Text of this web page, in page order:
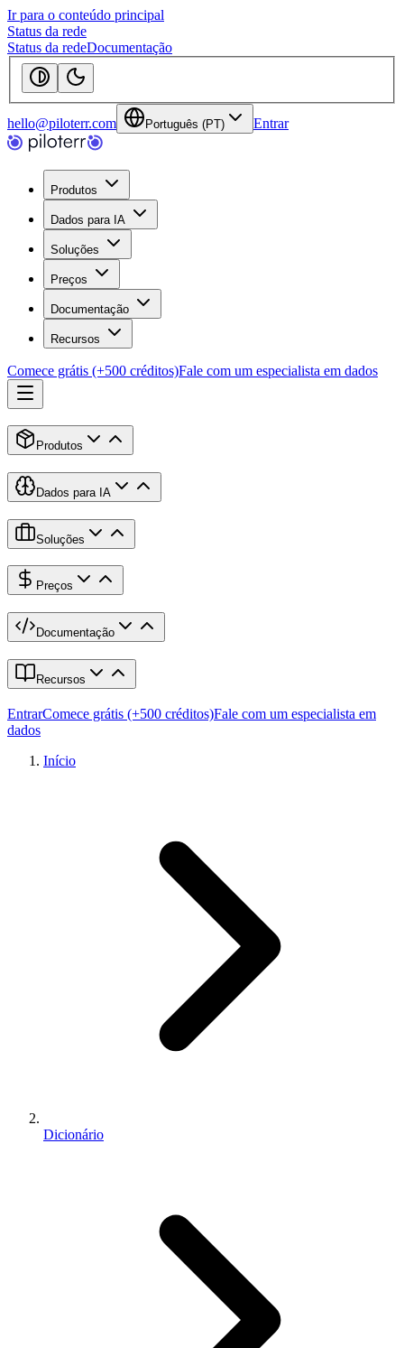
Ir para o conteúdo principal
Status da rede
Status da redeDocumentação
hello@piloterr.com Português (PT) Entrar
Produtos
Dados para IA
Soluções
Preços
Documentação
Recursos
Comece grátis (+500 créditos)Fale com um especialista em dados
Produtos
Dados para IA
Soluções
Preços
Documentação
Recursos
EntrarComece grátis (+500 créditos)Fale com um especialista em
dados
Início
Dicionário